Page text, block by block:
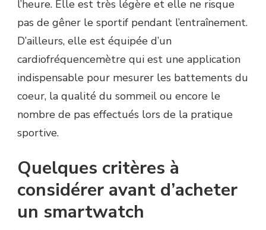
l’heure. Elle est très légère et elle ne risque
pas de gêner le sportif pendant l’entraînement.
D’ailleurs, elle est équipée d’un
cardiofréquencemètre qui est une application
indispensable pour mesurer les battements du
coeur, la qualité du sommeil ou encore le
nombre de pas effectués lors de la pratique
sportive.
Quelques critères à
considérer avant d’acheter
un smartwatch